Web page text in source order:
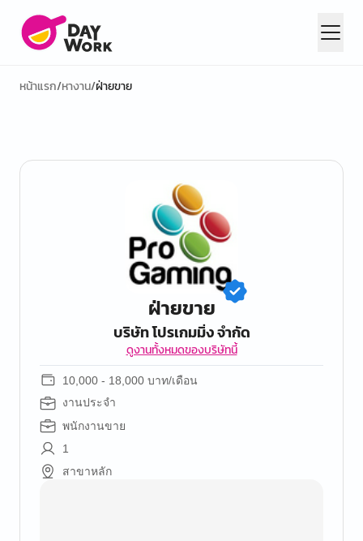
หน้าแรก/หางาน/ฝ่ายขาย
ฝ่ายขาย
บริษัท โปรเกมมิ่ง จำกัด
ดูงานทั้งหมดของบริษัทนี้
10,000 - 18,000 บาท/เดือน
งานประจำ
พนักงานขาย
1
สาขาหลัก